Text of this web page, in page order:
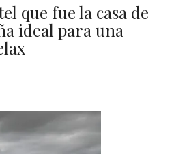
que fue la casa de
ideal para una